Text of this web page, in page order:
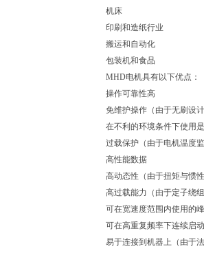
机床
印刷和造纸行业
搬运和自动化
包装机和食品
MHD电机具有以下优点：
操作可靠性高
免维护操作（由于无刷设
在不利的环境条件下使用
过载保护（由于电机温度
高性能数据
高动态性（由于扭矩与惯
高过载能力（由于定子绕
可在宽速度范围内使用的
可在高重复频率下连续启
易于连接到机器上（由于